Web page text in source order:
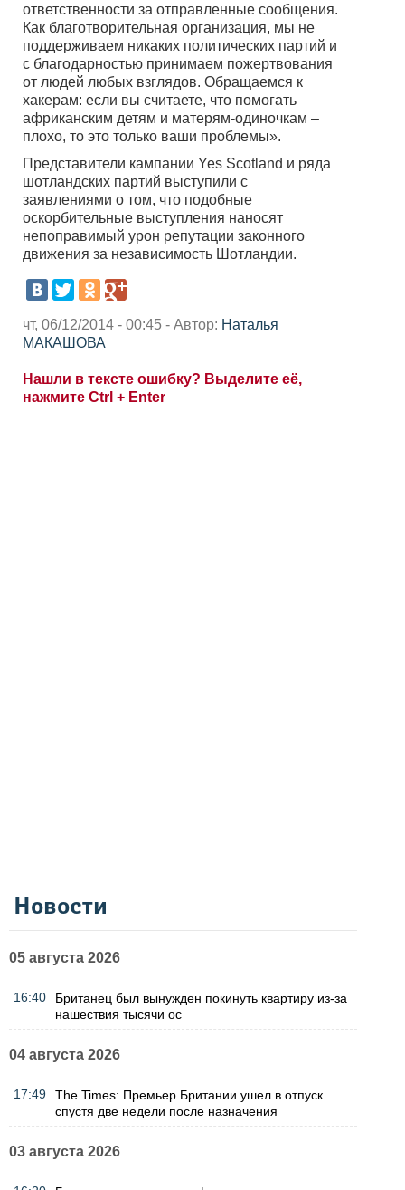
ответственности за отправленные сообщения.
Как благотворительная организация, мы не
поддерживаем никаких политических партий и
с благодарностью принимаем пожертвования
от людей любых взглядов. Обращаемся к
хакерам: если вы считаете, что помогать
африканским детям и матерям-одиночкам –
плохо, то это только ваши проблемы».
Представители кампании Yes Scotland и ряда
шотландских партий выступили с
заявлениями о том, что подобные
оскорбительные выступления наносят
непоправимый урон репутации законного
движения за независимость Шотландии.
чт, 06/12/2014 - 00:45 - Автор: Наталья
МАКАШОВА
Нашли в тексте ошибку? Выделите её,
нажмите Ctrl + Enter
Новости
05 августа 2026
16:40
Британец был вынужден покинуть квартиру из-за
нашествия тысячи ос
04 августа 2026
17:49
The Times: Премьер Британии ушел в отпуск
спустя две недели после назначения
03 августа 2026